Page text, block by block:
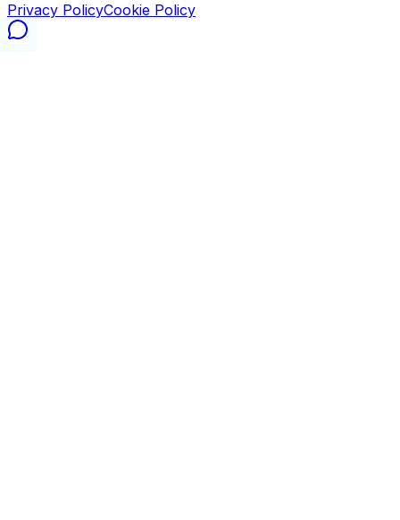
Privacy PolicyCookie Policy